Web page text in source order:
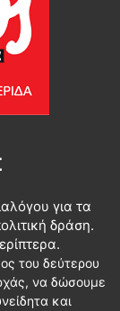
για τα
δράση.
του δεύτερου
να δώσουμε
και